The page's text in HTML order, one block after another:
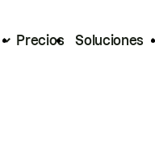
Precios Soluciones